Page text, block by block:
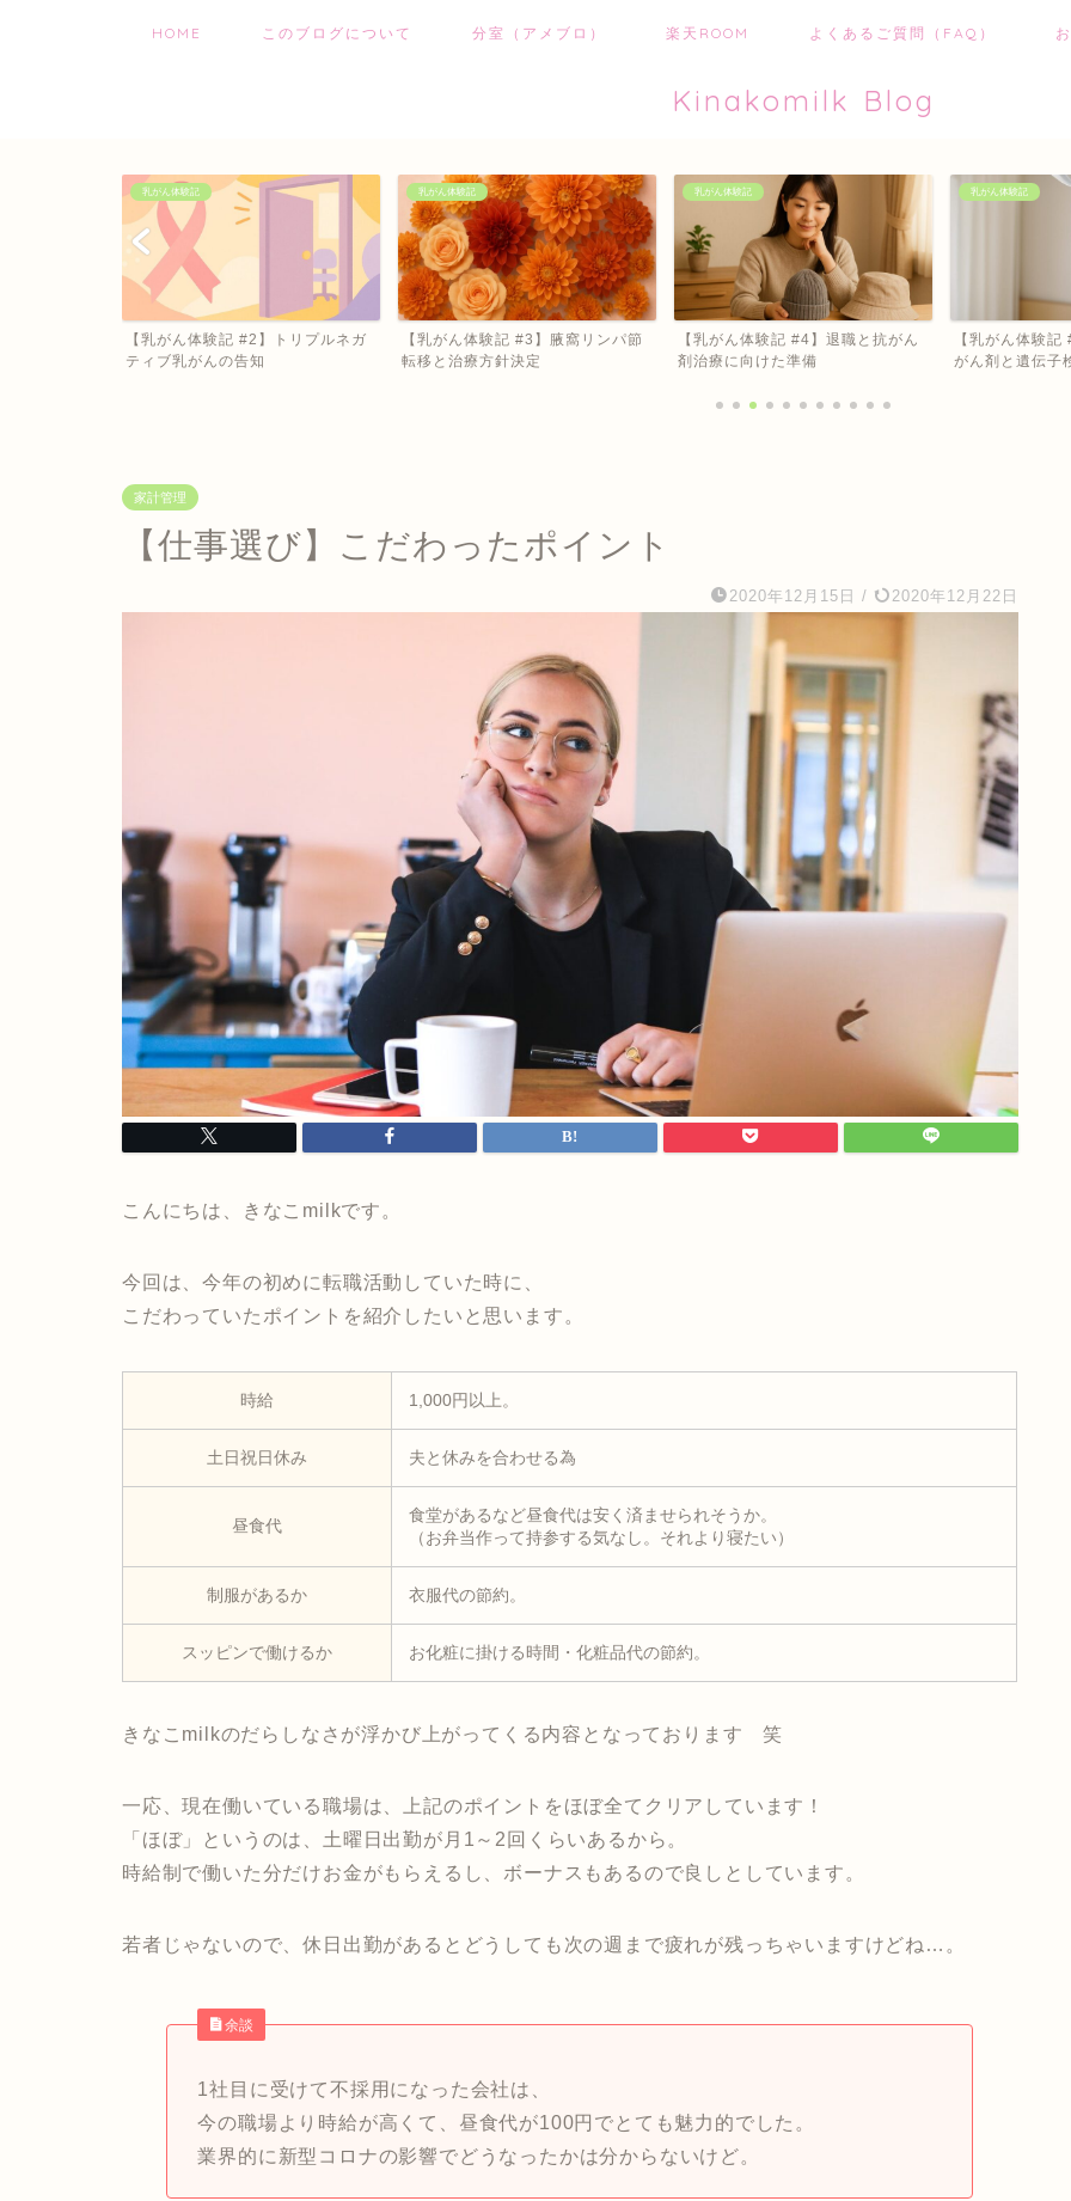
HOME このブログについて 分室（アメブロ） 楽天ROOM よくあるご質問（FAQ）
Kinakomilk Blog
乳がん体験記
【乳がん体験記 #2】トリプルネガ
ティブ乳がんの告知
乳がん体験記
【乳がん体験記 #3】腋窩リンパ節
転移と治療方針決定
乳がん体験記
【乳がん体験記 #4】退職と抗がん
剤治療に向けた準備
乳がん体験記
【乳がん体験
がん剤と遺伝子
家計管理
【仕事選び】こだわったポイント
2020年12月15日 / 2020年12月22日
こんにちは、きなこmilkです。
今回は、今年の初めに転職活動していた時に、
こだわっていたポイントを紹介したいと思います。
時給 1,000円以上。
土日祝日休み 夫と休みを合わせる為
昼食代
食堂があるなど昼食代は安く済ませられそうか。
（お弁当作って持参する気なし。それより寝たい）
制服があるか 衣服代の節約。
スッピンで働けるか お化粧に掛ける時間・化粧品代の節約。
きなこmilkのだらしなさが浮かび上がってくる内容となっております 笑
一応、現在働いている職場は、上記のポイントをほぼ全てクリアしています！
「ほぼ」というのは、土曜日出勤が月1～2回くらいあるから。
時給制で働いた分だけお金がもらえるし、ボーナスもあるので良しとしています。
若者じゃないので、休日出勤があるとどうしても次の週まで疲れが残っちゃいますけどね…。
余談
1社目に受けて不採用になった会社は、
今の職場より時給が高くて、昼食代が100円でとても魅力的でした。
業界的に新型コロナの影響でどうなったかは分からないけど。